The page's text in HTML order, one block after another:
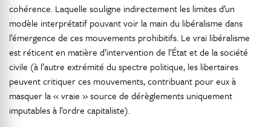
cohérence. Laquelle souligne indirectement les limites d’un
modèle interprétatif pouvant voir la main du libéralisme dans
l’émergence de ces mouvements prohibitifs. Le vrai libéralisme
est réticent en matière d’intervention de l’État et de la société
civile (à l’autre extrémité du spectre politique, les libertaires
peuvent critiquer ces mouvements, contribuant pour eux à
masquer la « vraie » source de dérèglements uniquement
imputables à l’ordre capitaliste).